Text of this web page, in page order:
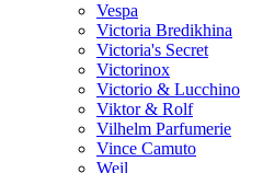
Vespa
Victoria Bredikhina
Victoria's Secret
Victorinox
Victorio & Lucchino
Viktor & Rolf
Vilhelm Parfumerie
Vince Camuto
Weil